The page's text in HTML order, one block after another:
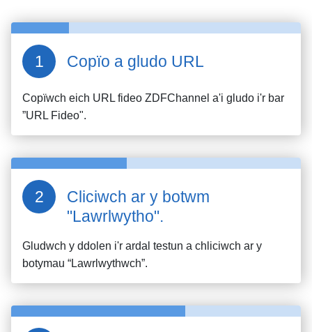
Copïo a gludo URL
Copïwch eich URL fideo ZDFChannel a'i gludo i'r bar
”URL Fideo".
Cliciwch ar y botwm
"Lawrlwytho".
Gludwch y ddolen i'r ardal testun a chliciwch ar y
botymau “Lawrlwythwch”.